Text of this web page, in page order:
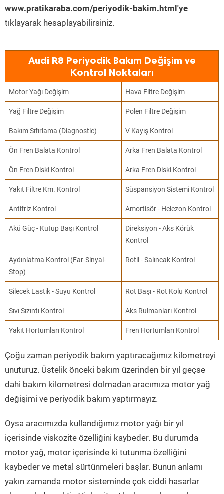
www.pratikaraba.com/periyodik-bakim.html'ye
tıklayarak hesaplayabilirsiniz.
Audi R8 Periyodik Bakım Değişim ve
Kontrol Noktaları
Motor Yağı Değişim Hava Filtre Değişim
Yağ Filtre Değişim Polen Filtre Değişim
Bakım Sıfırlama (Diagnostic) V Kayış Kontrol
Ön Fren Balata Kontrol Arka Fren Balata Kontrol
Ön Fren Diski Kontrol Arka Fren Diski Kontrol
Yakıt Filtre Km. Kontrol Süspansiyon Sistemi Kontrol
Antifriz Kontrol Amortisör - Helezon Kontrol
Akü Güç - Kutup Başı Kontrol
Direksiyon - Aks Körük
Kontrol
Aydınlatma Kontrol (Far-Sinyal-
Stop)
Rotil - Salıncak Kontrol
Silecek Lastik - Suyu Kontrol Rot Başı - Rot Kolu Kontrol
Sıvı Sızıntı Kontrol Aks Rulmanları Kontrol
Yakıt Hortumları Kontrol Fren Hortumları Kontrol
Çoğu zaman periyodik bakım yaptıracağımız kilometreyi
unuturuz. Üstelik önceki bakım üzerinden bir yıl geçse
dahi bakım kilometresi dolmadan aracımıza motor yağ
değişimi ve periyodik bakım yaptırmayız.
Oysa aracımızda kullandığımız motor yağı bir yıl
içerisinde viskozite özelliğini kaybeder. Bu durumda
motor yağ, motor içerisinde ki tutunma özelliğini
kaybeder ve metal sürtünmeleri başlar. Bunun anlamı
yakın zamanda motor sisteminde çok ciddi hasarlar